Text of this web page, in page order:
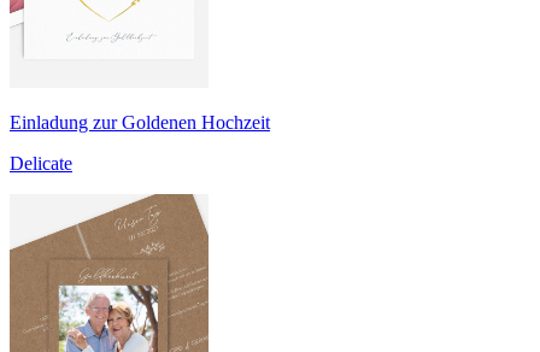
Einladung zur Goldenen Hochzeit
Delicate